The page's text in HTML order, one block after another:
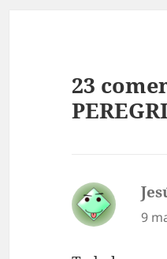
23
9